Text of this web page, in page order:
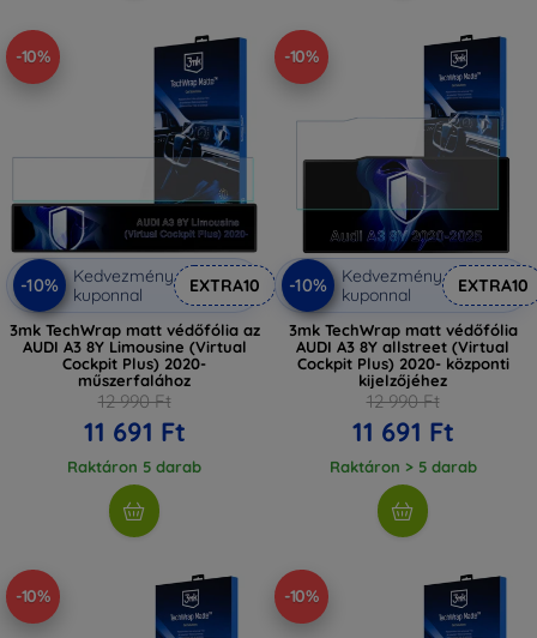
-10%
-10%
Kedvezmény
kuponnal
EXTRA10
3mk TechWrap matt védőfólia az
AUDI A3 8Y Limousine (Virtual
Cockpit Plus) 2020-
műszerfalához
12 990 Ft
11 691 Ft
Raktáron 5 darab
-10%
-10%
Kedvezmény
kuponnal
EXTRA10
3mk TechWrap matt védőfólia
AUDI A3 8Y allstreet (Virtual
Cockpit Plus) 2020- központi
kijelzőjéhez
12 990 Ft
11 691 Ft
Raktáron > 5 darab
-10% -10%